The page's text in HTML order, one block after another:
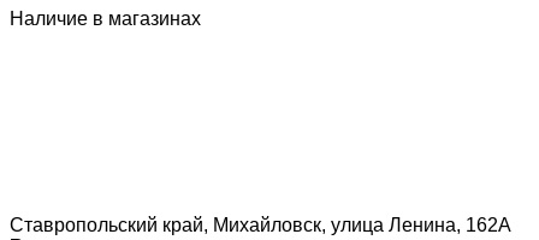
Наличие в магазинах
Ставропольский край, Михайловск, улица Ленина, 162А